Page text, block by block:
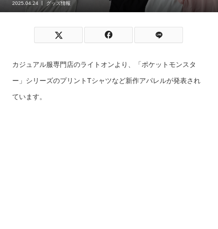
2025.04.24 グッズ情報
カジュアル服専門店のライトオンより、「ポケットモンスタ
ー」シリーズのプリントTシャツなど新作アパレルが発表され
ています。